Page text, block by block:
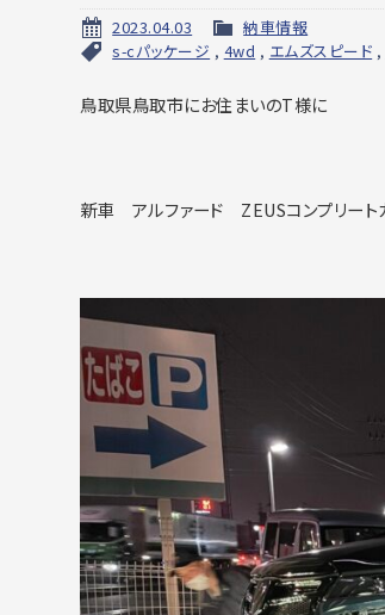
2023.04.03
納車情報
s-cパッケージ , 4wd , エムズスピード ,
鳥取県鳥取市にお住まいのT様に
新車 アルファード ZEUSコンプリート